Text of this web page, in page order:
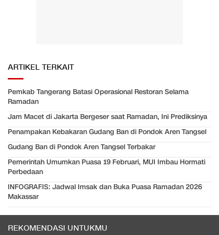
ARTIKEL TERKAIT
Pemkab Tangerang Batasi Operasional Restoran Selama
Ramadan
Jam Macet di Jakarta Bergeser saat Ramadan, Ini Prediksinya
Penampakan Kebakaran Gudang Ban di Pondok Aren Tangsel
Gudang Ban di Pondok Aren Tangsel Terbakar
Pemerintah Umumkan Puasa 19 Februari, MUI Imbau Hormati
Perbedaan
INFOGRAFIS: Jadwal Imsak dan Buka Puasa Ramadan 2026
Makassar
REKOMENDASI UNTUKMU